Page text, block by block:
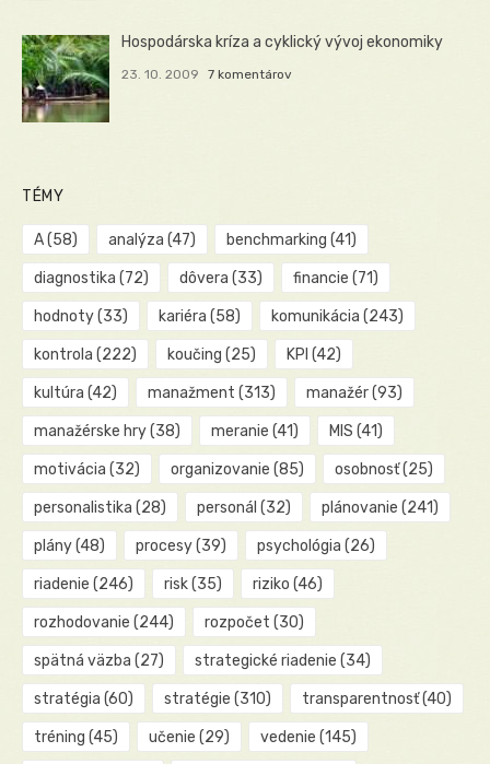
Hospodárska kríza a cyklický vývoj ekonomiky
23. 10. 2009 7 komentárov
TÉMY
A(58) analýza (47) benchmarking (41)
diagnostika (72) dôvera (33) financie (71)
hodnoty(33) kariéra (58) komunikácia (243)
kontrola (222) koučing (25) KPI (42)
kultúra (42) manažment (313) manažér(93)
manažérske hry(38) meranie (41) MIS (41)
motivácia (32) organizovanie (85) osobnosť(25)
personalistika (28) personál (32) plánovanie (241)
plány(48) procesy(39) psychológia (26)
riadenie (246) risk(35) riziko (46)
rozhodovanie (244) rozpočet (30)
spätná väzba (27) strategické riadenie (34)
stratégia (60) stratégie (310) transparentnosť(40)
tréning (45) učenie (29) vedenie (145)